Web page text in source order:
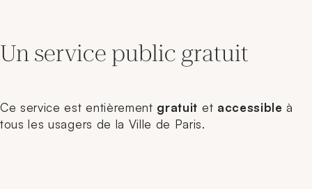
Un service public gratuit
Ce service est entièrement gratuit et accessibleà
tous les usagers de la Ville de Paris.